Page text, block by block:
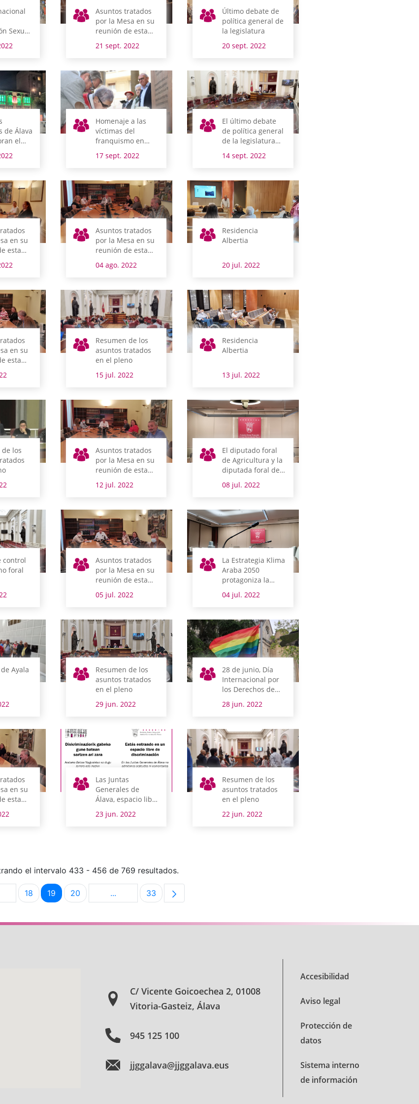
Sexual
y
Asuntos tratados
por la Mesa en su
reunión de esta
21 sept. 2022
Último debate de
política general de
la legislatura
20 sept. 2022
de Álava
el
Homenaje a las
víctimas del
franquismo en
17 sept. 2022
El último debate
de política general
de la legislatura
días 19 y 20 de
14 sept. 2022
en su
esta
Asuntos tratados
por la Mesa en su
reunión de esta
04 ago. 2022
Residencia
Albertia
20 jul. 2022
en su
esta
Resumen de los
asuntos tratados
en el pleno
15 jul. 2022
Residencia
Albertia
13 jul. 2022
de los
Asuntos tratados
por la Mesa en su
reunión de esta
mañana
12 jul. 2022
El diputado foral
de Agricultura y la
diputada foral de
Cultura y Deporte
comparecen la
08 jul. 2022
control
foral
Asuntos tratados
por la Mesa en su
reunión de esta
05 jul. 2022
La Estrategia Klima
Araba 2050
protagoniza la
Cámara alavesa
04 jul. 2022
Ayala
Resumen de los
asuntos tratados
en el pleno
29 jun. 2022
28 de junio, Día
Internacional por
los Derechos de
las personas LGTBI
28 jun. 2022
en su
esta
Las Juntas
Generales de
Álava, espacio libre
de discriminación
23 jun. 2022
Resumen de los
asuntos tratados
en el pleno
22 jun. 2022
el intervalo 433 - 456 de 769 resultados.
intermedias Use TAB para desplazarse.
Página
18 Página
19 Página
20 ...Páginas intermedias Use TAB para desplazarse.
Página
33
C/ Vicente Goicoechea 2, 01008
Vitoria-Gasteiz, Álava
945 125 100
jjggalava@jjggalava.eus
Accesibilidad
Aviso legal
Protección de
datos
Sistema interno
de información